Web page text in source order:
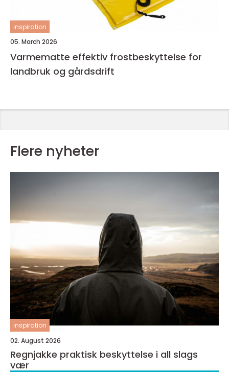
inspiration
05. March 2026
Varmematte effektiv frostbeskyttelse for
landbruk og gårdsdrift
Flere nyheter
inspiration
02. August 2026
Regnjakke praktisk beskyttelse i all slags
vær